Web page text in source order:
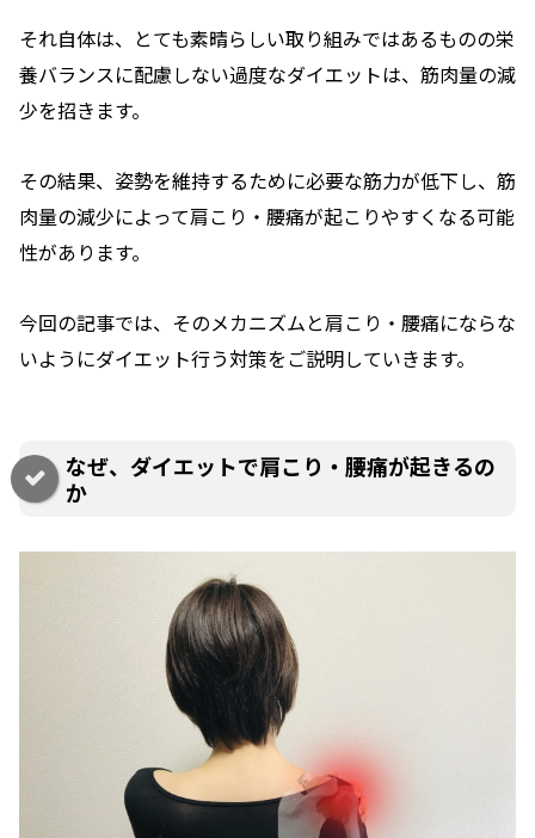
それ自体は、とても素晴らしい取り組みではあるものの栄
養バランスに配慮しない過度なダイエットは、筋肉量の減
少を招きます。
その結果、姿勢を維持するために必要な筋力が低下し、筋
肉量の減少によって肩こり・腰痛が起こりやすくなる可能
性があります。
今回の記事では、そのメカニズムと肩こり・腰痛にならな
いようにダイエット行う対策をご説明していきます。
なぜ、ダイエットで肩こり・腰痛が起きるの
か